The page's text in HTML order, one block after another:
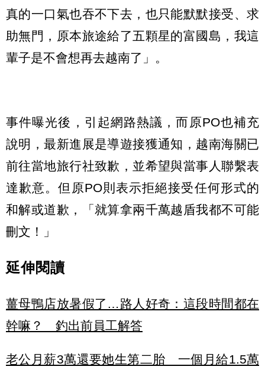
真的一口氣也吞不下去，也只能默默接受、求
助無門，原本旅途給了五顆星的富國島，我這
輩子是不會想再去越南了」。
事件曝光後，引起網路熱議，而原PO也補充
說明，最新進展是導遊接獲通知，越南海關已
前往當地旅行社致歉，並希望與當事人聯繫表
達歉意。但原PO則表示拒絕接受任何形式的
和解或道歉，「就算拿兩千萬越盾我都不可能
刪文！」
延伸閱讀
薑母鴨店放暑假了…路人好奇：這段時間都在
幹嘛？ 釣出前員工解答
老公月薪3萬還要她生第二胎 一個月給1.5萬